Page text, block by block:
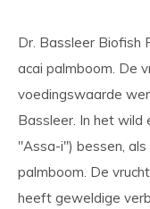
Dr. Bassleer Biofish
acai palmboom. De
voedingswaarde
Bassleer. In het wild
"Assa-i") bessen,
palmboom. De
heeft geweldige